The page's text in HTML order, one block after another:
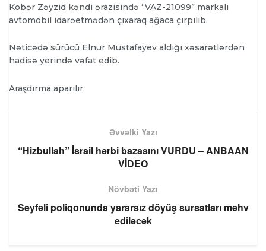
Köbər Zəyzid kəndi ərazisində “VAZ-21099” markalı
avtomobil idarəetmədən çıxaraq ağaca çırpılıb.
Nəticədə sürücü Elnur Mustafayev aldığı xəsarətlərdən
hadisə yerində vəfat edib.
Araşdırma aparılır
Əvvəlki Yazı
“Hizbullah” İsrail hərbi bazasını VURDU – ANBAAN
VİDEO
Növbəti Yazı
Seyfəli poliqonunda yararsız döyüş sursatları məhv
ediləcək